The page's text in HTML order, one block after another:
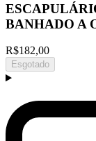
BANHADO A
R$182,00
Esgotado